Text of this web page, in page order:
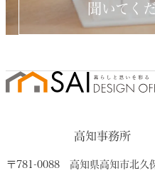
聞いてく
高知事務所
〒781-0088 高知県高知市北久